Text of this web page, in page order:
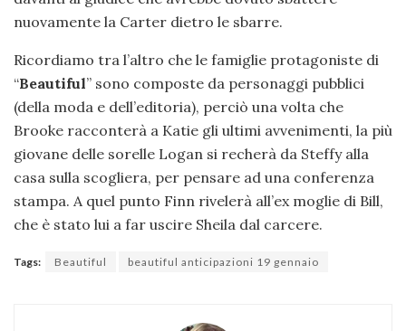
nuovamente la Carter dietro le sbarre.
Ricordiamo tra l’altro che le famiglie protagoniste di
“Beautiful” sono composte da personaggi pubblici
(della moda e dell’editoria), perciò una volta che
Brooke racconterà a Katie gli ultimi avvenimenti, la più
giovane delle sorelle Logan si recherà da Steffy alla
casa sulla scogliera, per pensare ad una conferenza
stampa. A quel punto Finn rivelerà all’ex moglie di Bill,
che è stato lui a far uscire Sheila dal carcere.
Tags: Beautiful beautiful anticipazioni 19 gennaio